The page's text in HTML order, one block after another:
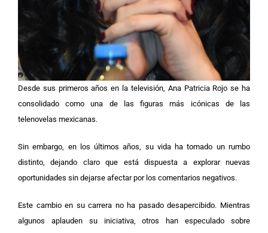
Desde sus primeros años en la televisión, Ana Patricia Rojo se ha
consolidado como una de las figuras más icónicas de las
telenovelas mexicanas.
Sin embargo, en los últimos años, su vida ha tomado un rumbo
distinto, dejando claro que está dispuesta a explorar nuevas
oportunidades sin dejarse afectar por los comentarios negativos.
Este cambio en su carrera no ha pasado desapercibido. Mientras
algunos aplauden su iniciativa, otros han especulado sobre